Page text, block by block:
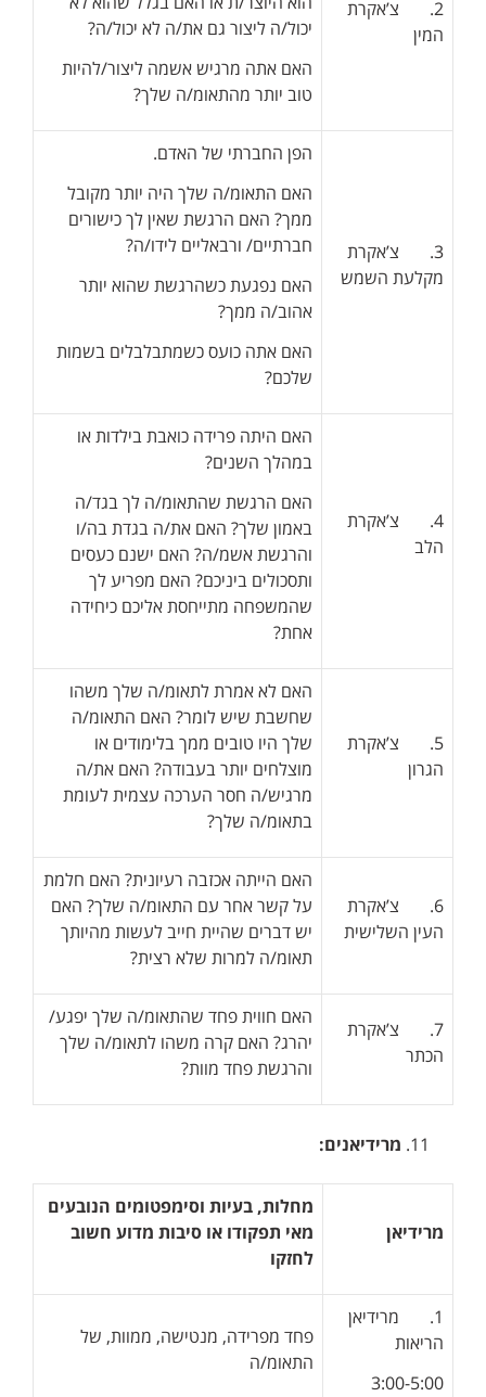
2. צ’אקרת
המין
יכול/ה ליצור גם את/ה לא יכול/ה?
האם אתה מרגיש אשמה ליצור/להיות
טוב יותר מהתאומ/ה שלך?
3. צ’אקרת
מקלעת השמש
הפן החברתי של האדם.
האם התאומ/ה שלך היה יותר מקובל
ממך? האם הרגשת שאין לך כישורים
חברתיים/ ורבאליים לידו/ה?
האם נפגעת כשהרגשת שהוא יותר
אהוב/ה ממך?
האם אתה כועס כשמתבלבלים בשמות
שלכם?
4. צ’אקרת
הלב
האם היתה פרידה כואבת בילדות או
במהלך השנים?
האם הרגשת שהתאומ/ה לך בגד/ה
באמון שלך? האם את/ה בגדת בה/ו
והרגשת אשמ/ה? האם ישנם כעסים
ותסכולים ביניכם? האם מפריע לך
שהמשפחה מתייחסת אליכם כיחידה
אחת?
5. צ’אקרת
הגרון
האם לא אמרת לתאומ/ה שלך משהו
שחשבת שיש לומר? האם התאומ/ה
שלך היו טובים ממך בלימודים או
מוצלחים יותר בעבודה? האם את/ה
מרגיש/ה חסר הערכה עצמית לעומת
בתאומ/ה שלך?
6. צ’אקרת
העין השלישית
האם הייתה אכזבה רעיונית? האם חלמת
על קשר אחר עם התאומ/ה שלך? האם
יש דברים שהיית חייב לעשות מהיותך
תאומ/ה למרות שלא רצית?
7. צ’אקרת
הכתר
האם חווית פחד שהתאומ/ה שלך יפגע/
יהרג? האם קרה משהו לתאומ/ה שלך
והרגשת פחד מוות?
מרידיאנים:
מרידיאן
מחלות, בעיות וסימפטומים הנובעים
מאי תפקודו או סיבות מדוע חשוב
לחזקו
1. מרידיאן
הריאות
3:00-5:00
פחד מפרידה, מנטישה, ממוות, של
התאומ/ה